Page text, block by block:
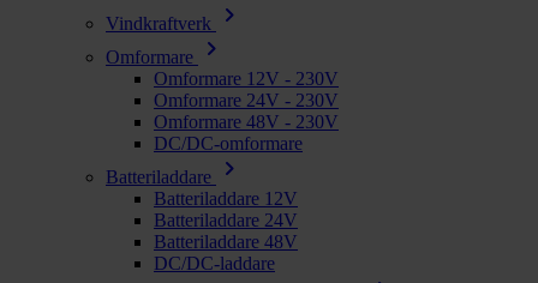
Vindkraftverk
chevron_right
Omformare chevron_right
Omformare 12V - 230V
Omformare 24V - 230V
Omformare 48V - 230V
DC/DC-omformare
Batteriladdare
chevron_right
Batteriladdare 12V
Batteriladdare 24V
Batteriladdare 48V
DC/DC-laddare